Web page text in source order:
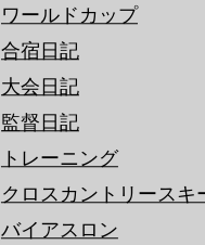
ワールドカップ
合宿日記
大会日記
監督日記
トレーニング
クロスカントリースキ
バイアスロン